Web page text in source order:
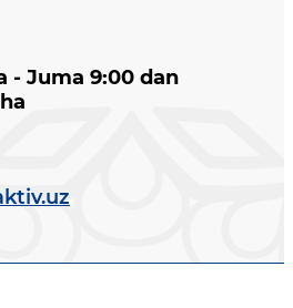
- Juma 9:00 dan